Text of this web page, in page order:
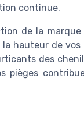
continue.
de la
hauteur de vos
des
pièges